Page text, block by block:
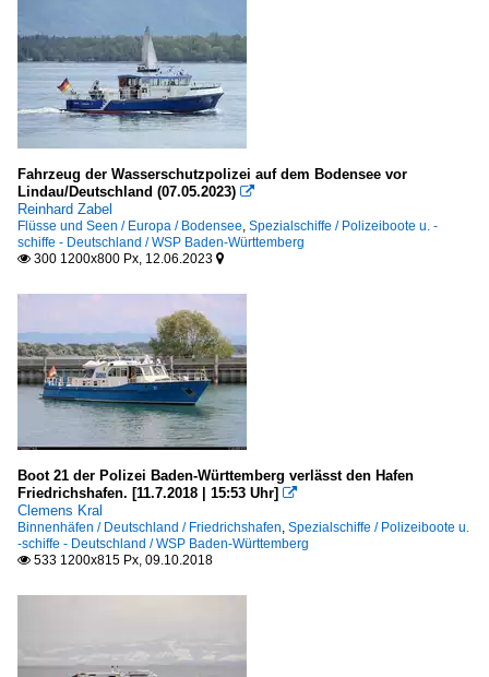
Fahrzeug der Wasserschutzpolizei auf dem Bodensee vor
Lindau/Deutschland (07.05.2023) 
Reinhard Zabel
Flüsse und Seen / Europa / Bodensee Spezialschiffe / Polizeiboote u. -
schiffe - Deutschland / WSP Baden-Württemberg
 300 1200x800 Px, 12.06.2023 
Boot 21 der Polizei Baden-Württemberg verlässt den Hafen
Friedrichshafen. [11.7.2018 | 15:53 Uhr] 
Clemens Kral
Binnenhäfen / Deutschland / Friedrichshafen Spezialschiffe / Polizeiboote u.
-schiffe - Deutschland / WSP Baden-Württemberg
 533 1200x815 Px, 09.10.2018